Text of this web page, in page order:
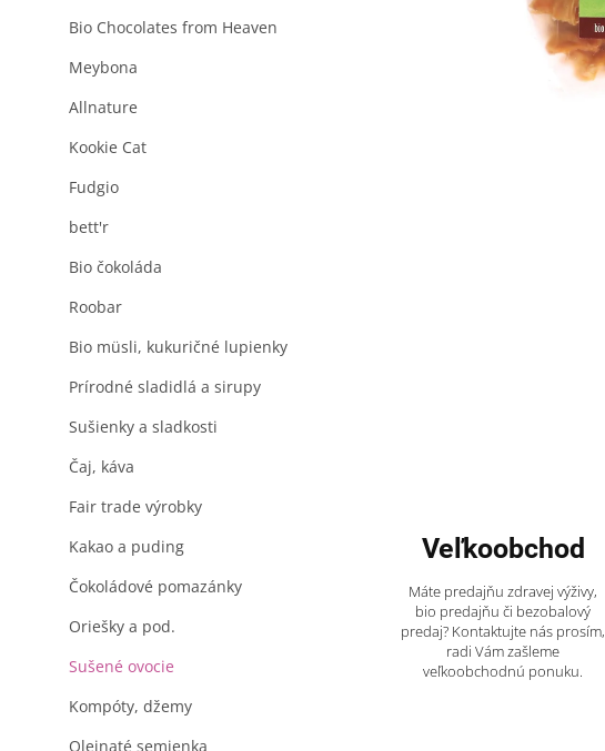
Bio Chocolates from Heaven
Meybona
Allnature
Kookie Cat
Fudgio
bett'r
Bio čokoláda
Roobar
Bio müsli, kukuričné lupienky
Prírodné sladidlá a sirupy
Sušienky a sladkosti
Čaj, káva
Fair trade výrobky
Kakao a puding
Čokoládové pomazánky
Oriešky a pod.
Sušené ovocie
Kompóty, džemy
Olejnaté semienka
Veľkoobchod
Máte predajňu zdravej výživy,
bio predajňu či bezobalový
predaj? Kontaktujte nás prosím,
radi Vám zašleme
veľkoobchodnú ponuku.